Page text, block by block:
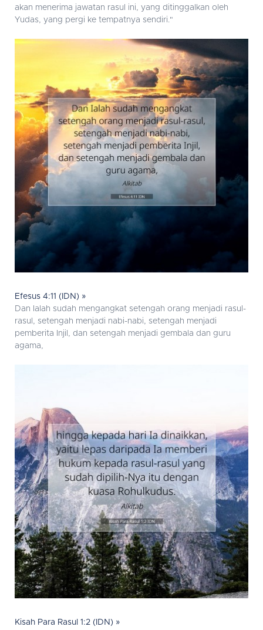
akan menerima jawatan rasul ini, yang ditinggalkan oleh
Yudas, yang pergi ke tempatnya sendiri."
Efesus 4:11 (IDN) »
Dan Ialah sudah mengangkat setengah orang menjadi rasul-
rasul, setengah menjadi nabi-nabi, setengah menjadi
pemberita Injil, dan setengah menjadi gembala dan guru
agama,
Kisah Para Rasul 1:2 (IDN) »